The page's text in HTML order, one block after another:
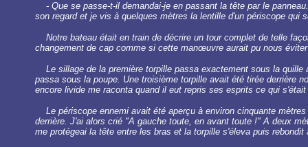
- Que se passe-t-il demandai-je en passant la tête par le
son regard et je vis à quelques mètres la lentille d'un périscope qui
Notre bateau était en train de décrire un tour complet de telle
changement de cap comme si cette manœuvre aurait pu nous
Le sillage de la première torpille passa exactement sous la
passa sous la poupe. Une troisième torpille avait été tirée derrière
encore livide me raconta quand il eut repris ses esprits ce qui
Le périscope ennemi avait été aperçu à environ cinquante
derrière. J'ai alors crié "A gauche toute, en avant toute !" A deux
me protégeai la tête entre les bras et la torpille s'éleva puis